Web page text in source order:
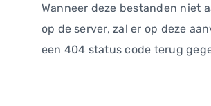
Wanneer deze bestanden niet
op de server, zal er op deze
een 404 status code terug